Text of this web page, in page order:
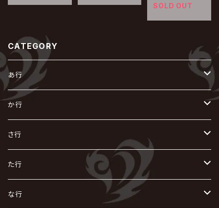
novator
SOLD OUT
CATEGORY
あ行
あ
R指定
AIOLIN
い
IKUO
exist†trace
う
VIRGE / ヴァージュ
え
か行
か
怪人二十面奏
Kαin
き
KISAKI
く
さ行
さ
ザアザア
し
た行
た
な行